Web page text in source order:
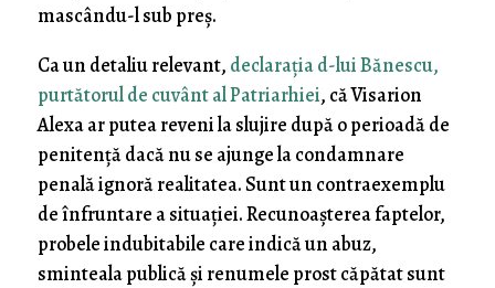
mascându-l sub preș.
Ca un detaliu relevant, declarația d-lui Bănescu,
purtătorul de cuvânt al Patriarhiei, că Visarion
Alexa ar putea reveni la slujire după o perioadă de
penitență dacă nu se ajunge la condamnare
penală ignoră realitatea. Sunt un contraexemplu
de înfruntare a situației. Recunoașterea faptelor,
probele indubitabile care indică un abuz,
sminteala publică și renumele prost căpătat sunt